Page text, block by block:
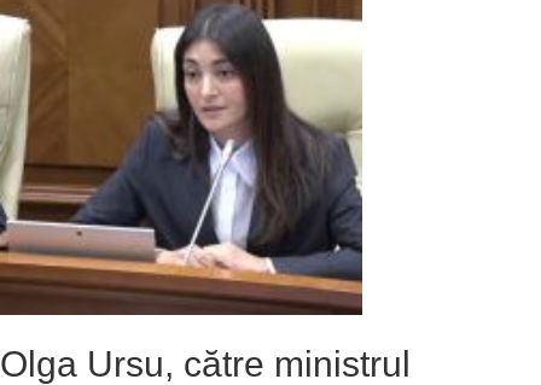
Olga Ursu, către ministrul